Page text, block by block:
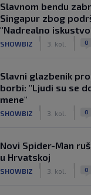
Slavnom bendu
Singapur zbog
"Nadrealno
SHOWBIZ 3. kol. 0
Slavni glazbenik
borbi: "Ljudi su se
mene"
SHOWBIZ 3. kol. 0
Novi Spider-Man
u Hrvatskoj
SHOWBIZ 3. kol. 0